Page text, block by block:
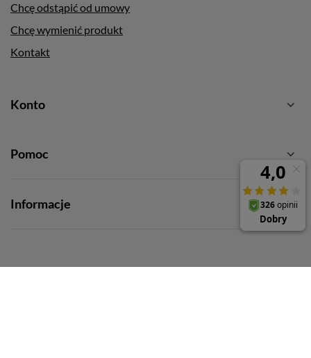
Chcę odstąpić od umowy
Chcę wymienić produkt
Kontakt
Konto
Pomoc
Informacje